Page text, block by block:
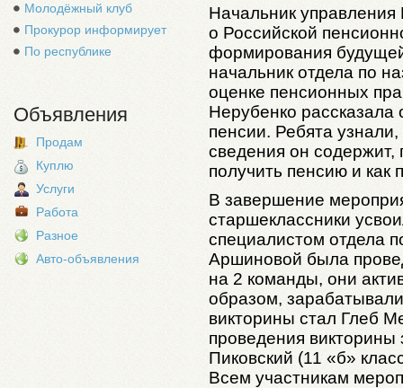
Молодёжный клуб
Прокурор информирует
По республике
Объявления
Продам
Куплю
Услуги
Работа
Разное
Авто-объявления
Начальник
о Российской
формирования
начальник отдела по
оценке пенсионных
Нерубенко рассказала
пенсии. Ребята
сведения он содержит,
получить пенсию и как
В завершение
старшеклассники
специалистом отдела
Аршиновой была
на 2 команды, они
образом,
викторины стал Глеб
проведения
Пиковский (11 «б»
Всем участникам